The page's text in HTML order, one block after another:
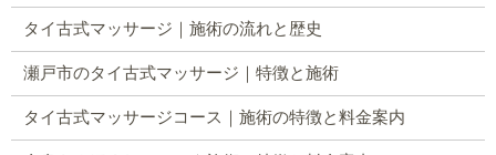
タイ古式マッサージ｜施術の流れと歴史
瀬戸市のタイ古式マッサージ｜特徴と施術
タイ古式マッサージコース｜施術の特徴と料金案内